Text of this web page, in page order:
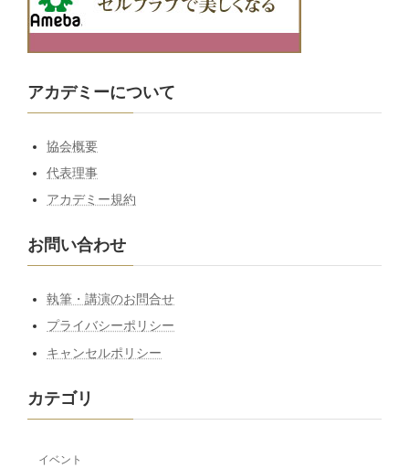
アカデミーについて
協会概要
代表理事
アカデミー規約
お問い合わせ
執筆・講演のお問合せ
プライバシーポリシー
キャンセルポリシー
カテゴリ
イベント